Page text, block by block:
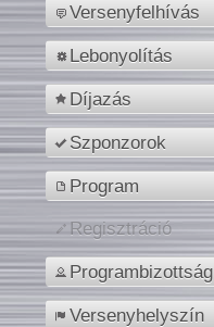
Versenyfelhívás
Lebonyolítás
Díjazás
Szponzorok
Program
Regisztráció
Programbizottság
Versenyhelyszín